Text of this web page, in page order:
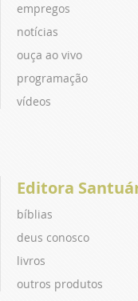
empregos
notícias
ouça ao vivo
programação
vídeos
Editora
bíblias
deus conosco
livros
outros produtos